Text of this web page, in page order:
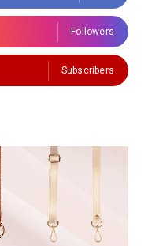
Followers
Subscribers